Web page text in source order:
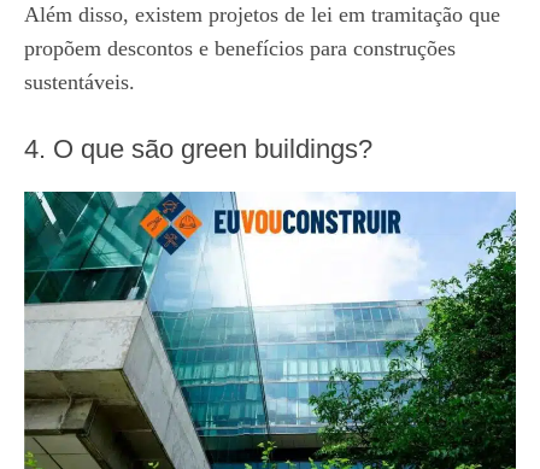
Além disso, existem projetos de lei em tramitação que
propõem descontos e benefícios para construções
sustentáveis.
4. O que são green buildings?